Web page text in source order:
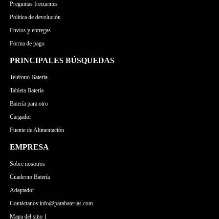
Preguntas frecuentes
Política de devolución
Envíos y entregas
Forma de pago
PRINCIPALES BÚSQUEDAS
Teléfono Batería
Tableta Batería
Batería para otro
Cargador
Fuente de Alimentación
EMPRESA
Sobre nosotros
Cuaderno Batería
Adaptador
Contáctanos:info@parabaterias.com
Mapa del sitio 1